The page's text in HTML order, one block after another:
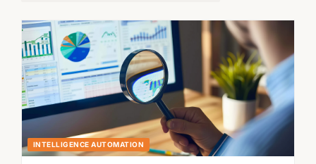
INTELLIGENCE AUTOMATION